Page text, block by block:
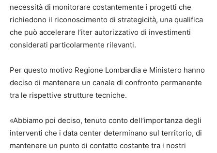
necessità di monitorare costantemente i progetti che
richiedono il riconoscimento di strategicità, una qualifica
che può accelerare l’iter autorizzativo di investimenti
considerati particolarmente rilevanti.
Per questo motivo Regione Lombardia e Ministero hanno
deciso di mantenere un canale di confronto permanente
tra le rispettive strutture tecniche.
«Abbiamo poi deciso, tenuto conto dell’importanza degli
interventi che i data center determinano sul territorio, di
mantenere un punto di contatto costante tra i nostri